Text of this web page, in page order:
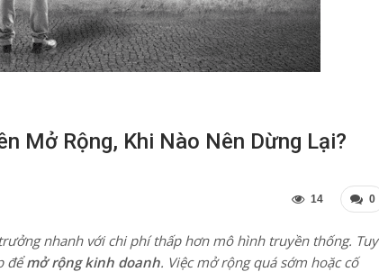
Mở Rộng, Khi Nào Nên Dừng Lại?
0
14
nhanh với chi phí thấp hơn mô hình truyền thống. Tuy
đểmở rộng kinh doanh. Việc mở rộng quá sớm hoặc cố